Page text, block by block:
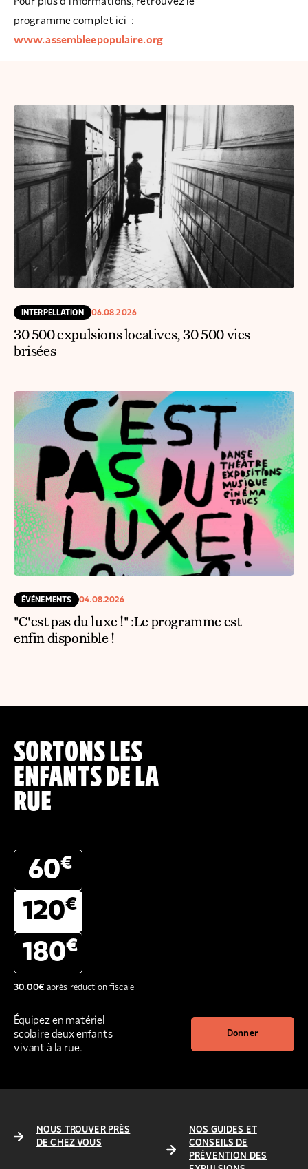
programme complet ici :
www.assembleepopulaire.org
INTERPELLATION 06.08.2026
30 500 expulsions locatives, 30 500 vies
brisées
ÉVÉNEMENTS 04.08.2026
"C'est pas du luxe !" :Le programme est
enfin disponible !
SORTONS LES
ENFANTS DE LA
RUE
60€
120€
180€
30.00€après réduction fiscale
Équipez en matériel
scolaire deux enfants
vivant à la rue.
Donner
NOUS TROUVER PRÈS
DE CHEZ VOUS
NOS GUIDES ET
CONSEILS DE
PRÉVENTION DES